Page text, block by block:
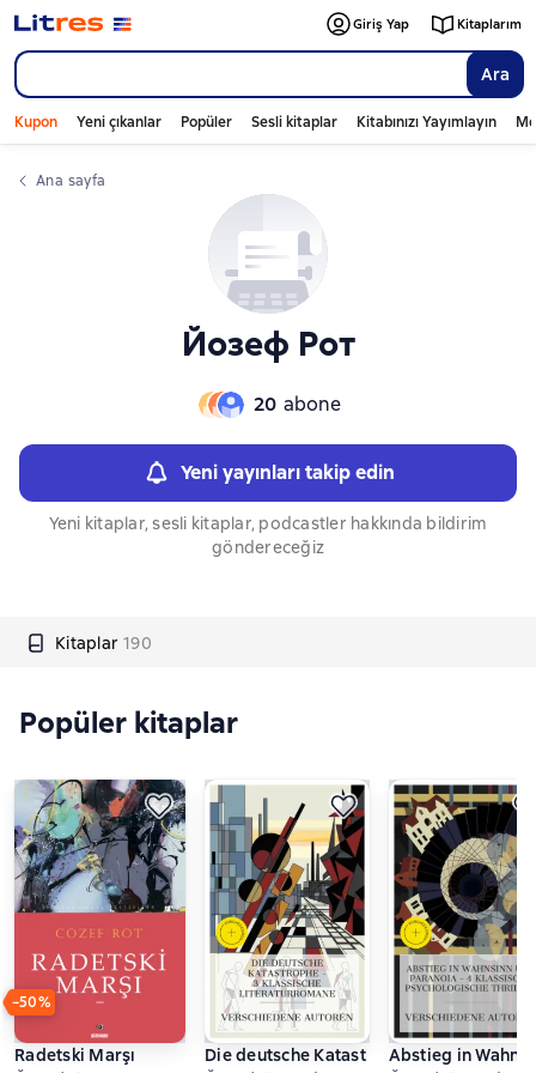
Ara
Giriş Yap Kitaplarım
Kupon Yeni çıkanlar Popüler Sesli kitaplar Kitabınızı Yayımlayın
Ana sayfa
Йозеф Рот
20 abone
Yeni yayınları takip edin
Yeni kitaplar, sesli kitaplar, podcastler hakkında bildirim
göndereceğiz
Kitaplar 190
Слайдер с книгами
Popüler kitaplar
−50%
Radetski Marşı
Die deutsche Katastrophe – 3
Abstieg in
Слайдер с книгами